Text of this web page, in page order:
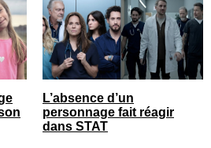
L’absence d’un
personnage fait réagir
dans STAT